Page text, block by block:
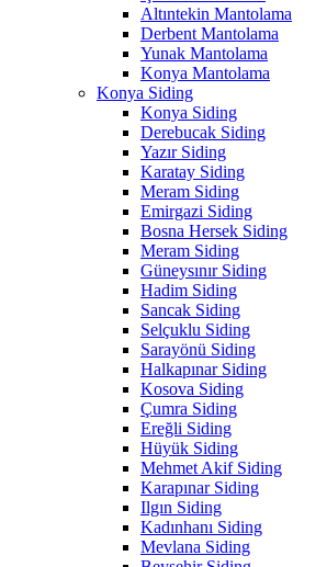
Altıntekin Mantolama
Derbent Mantolama
Yunak Mantolama
Konya Mantolama
Konya Siding
Konya Siding
Derebucak Siding
Yazır Siding
Karatay Siding
Meram Siding
Emirgazi Siding
Bosna Hersek Siding
Meram Siding
Güneysınır Siding
Hadim Siding
Sancak Siding
Selçuklu Siding
Sarayönü Siding
Halkapınar Siding
Kosova Siding
Çumra Siding
Ereğli Siding
Hüyük Siding
Mehmet Akif Siding
Karapınar Siding
Ilgın Siding
Kadınhanı Siding
Mevlana Siding